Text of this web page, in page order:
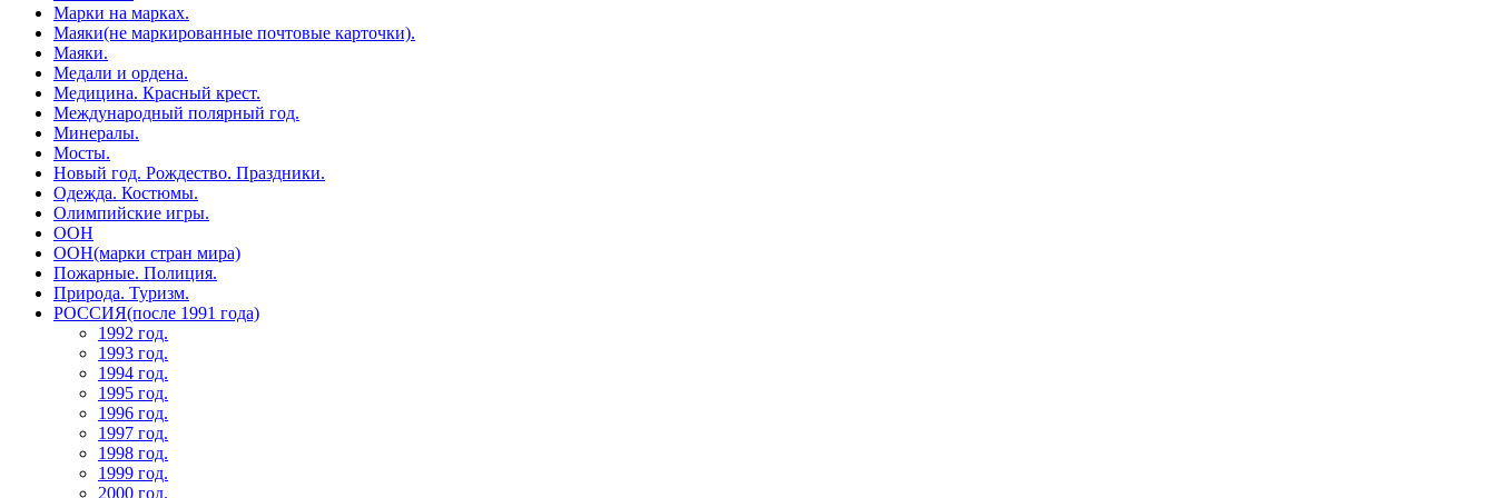
Марки на марках.
Маяки(не маркированные почтовые карточки).
Маяки.
Медали и ордена.
Медицина. Красный крест.
Международный полярный год.
Минералы.
Мосты.
Новый год. Рождество. Праздники.
Одежда. Костюмы.
Олимпийские игры.
ООН
ООН(марки стран мира)
Пожарные. Полиция.
Природа. Туризм.
РОССИЯ(после 1991 года)
1992 год.
1993 год.
1994 год.
1995 год.
1996 год.
1997 год.
1998 год.
1999 год.
2000 год.